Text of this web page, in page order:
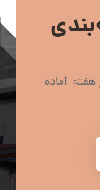
ما در 24 ساعت روز و 7 روز هفته آماده